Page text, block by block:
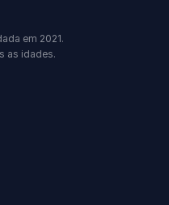
em 2021.
as idades.